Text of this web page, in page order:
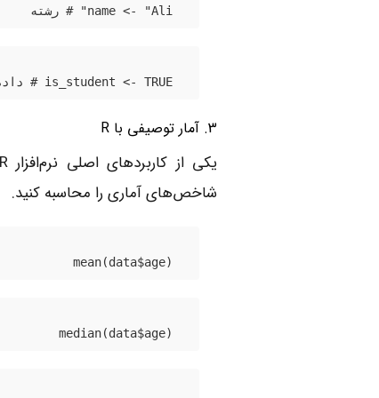
name <- "Ali" # رشته
is_student <- TRUE # داده منطقی
3. آمار توصیفی با R
شاخص‌های آماری را محاسبه کنید.
mean(data$age)
median(data$age)